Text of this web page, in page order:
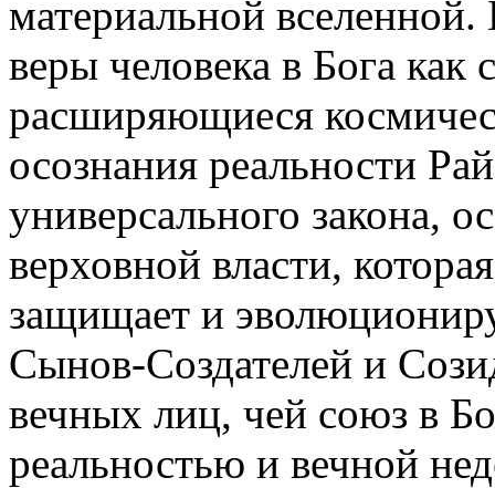
материальной
веры человека в Бога как
расширяющиеся
осознания реальности
универсального закона,
верховной власти,
защищает и
Сынов-Создателей и
вечных лиц, чей союз в
реальностью и вечной